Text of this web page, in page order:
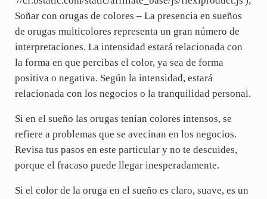
Soñar con orugas de colores – La presencia en sueños
de orugas multicolores representa un gran número de
interpretaciones. La intensidad estará relacionada con
la forma en que percibas el color, ya sea de forma
positiva o negativa. Según la intensidad, estará
relacionada con los negocios o la tranquilidad personal.
Si en el sueño las orugas tenían colores intensos, se
refiere a problemas que se avecinan en los negocios.
Revisa tus pasos en este particular y no te descuides,
porque el fracaso puede llegar inesperadamente.
Si el color de la oruga en el sueño es claro, suave, es un